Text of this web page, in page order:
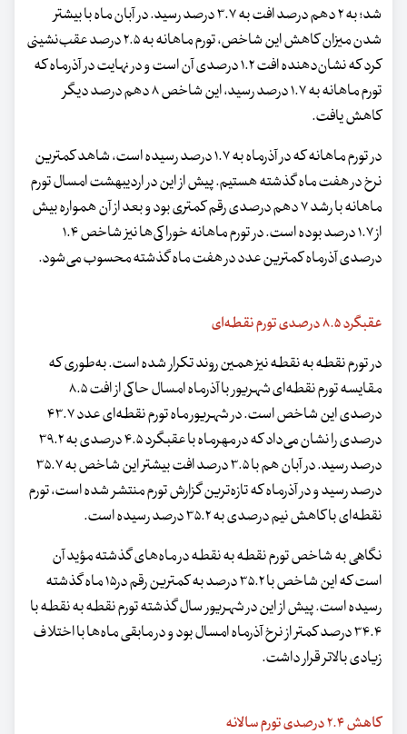
شد؛ به ۲ دهم درصد افت به ۳.۷ درصد رسید. در آبان ماه با بیشتر
شدن میزان کاهش این شاخص، تورم ماهانه به ۲.۵ درصد عقب‌نشینی
کرد که نشان‌دهنده افت ۱.۲ درصدی آن است و در نهایت در آذرماه که
تورم ماهانه به ۱.۷ درصد رسید، این شاخص ۸ دهم درصد دیگر
کاهش یافت.
در تورم ماهانه که در آذرماه به ۱.۷ درصد رسیده است، شاهد کمترین
نرخ در هفت ماه گذشته هستیم. پیش از این در اردیبهشت امسال تورم
ماهانه با رشد ۷ دهم درصدی رقم کمتری بود و بعد از آن همواره بیش
از ۱.۷ درصد بوده است. در تورم ماهانه خوراکی‌ها نیز شاخص ۱.۴
درصدی آذرماه کمترین عدد در هفت ماه گذشته محسوب می‌شود.
عقبگرد ۸.۵ درصدی تورم نقطه‌ای
در تورم نقطه به نقطه نیز همین روند تکرار شده است. به‌طوری که
مقایسه تورم نقطه‌ای شهریور با آذرماه امسال حاکی از افت ۸.۵
درصدی این شاخص است. در شهریور ماه تورم نقطه‌ای عدد ۴۳.۷
درصدی را نشان می‌داد که در مهرماه با عقبگرد ۴.۵ درصدی به ۳۹.۲
درصد رسید. در آبان هم با ۳.۵ درصد افت بیشتر این شاخص به ۳۵.۷
درصد رسید و در آذرماه که تازه‌ترین گزارش تورم منتشر شده است، تورم
نقطه‌ای با کاهش نیم درصدی به ۳۵.۲ درصد رسیده است.
نگاهی به شاخص تورم نقطه به نقطه در ماه‌های گذشته مؤید آن
است که این شاخص با ۳۵.۲ درصد به کمترین رقم در۱۵ ماه گذشته
رسیده است. پیش از این در شهریور سال گذشته تورم نقطه به نقطه با
۳۴.۴ درصد کمتر از نرخ آذرماه امسال بود و در مابقی ماه‌ها با اختلاف
زیادی بالاتر قرار داشت.
کاهش ۲.۴ درصدی تورم سالانه